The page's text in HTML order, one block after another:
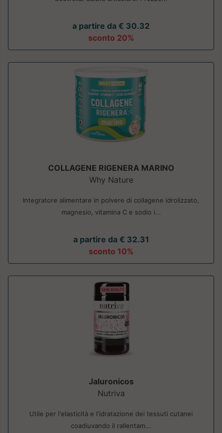
a partire da € 30.32
sconto 20%
COLLAGENE RIGENERA MARINO
Why Nature
Integratore alimentare in polvere di collagene idrolizzato,
magnesio, vitamina C e sodio i...
a partire da € 32.31
sconto 10%
Jaluronicos
Nutriva
Utile per l'elasticità e l'idratazione dei tessuti cutanei
coadiuvando il rallentam...